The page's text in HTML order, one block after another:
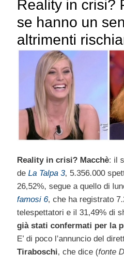
Reality in crisi?
se hanno un
altrimenti
Reality in crisi? Macchè: il
de La Talpa 3, 5.356.000
26,52%, segue a quello di
famosi 6, che ha registrato
telespettatori e il 31,49% di
già stati confermati per la
E’ di poco l’annuncio del
Tiraboschi, che dice (fonte